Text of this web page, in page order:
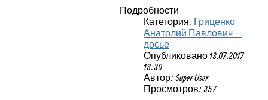
Подробности
Категория: Гриценко
Анатолий Павлович —
досье
Опубликовано 13.07.2017
18:30
Автор: Super User
Просмотров: 357